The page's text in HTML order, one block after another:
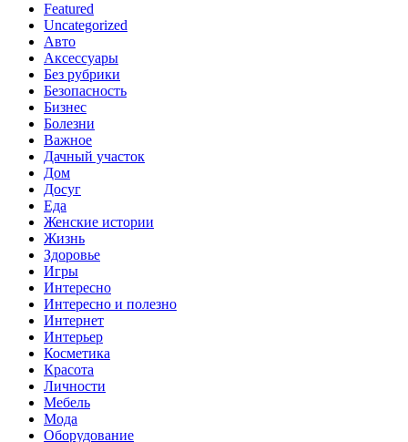
Featured
Uncategorized
Авто
Аксессуары
Без рубрики
Безопасность
Бизнес
Болезни
Важное
Дачный участок
Дом
Досуг
Еда
Женские истории
Жизнь
Здоровье
Игры
Интересно
Интересно и полезно
Интернет
Интерьер
Косметика
Красота
Личности
Мебель
Мода
Оборудование